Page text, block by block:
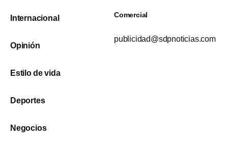
Internacional
Opinión
Estilo de vida
Deportes
Negocios
Comercial
publicidad@sdpnoticias.com